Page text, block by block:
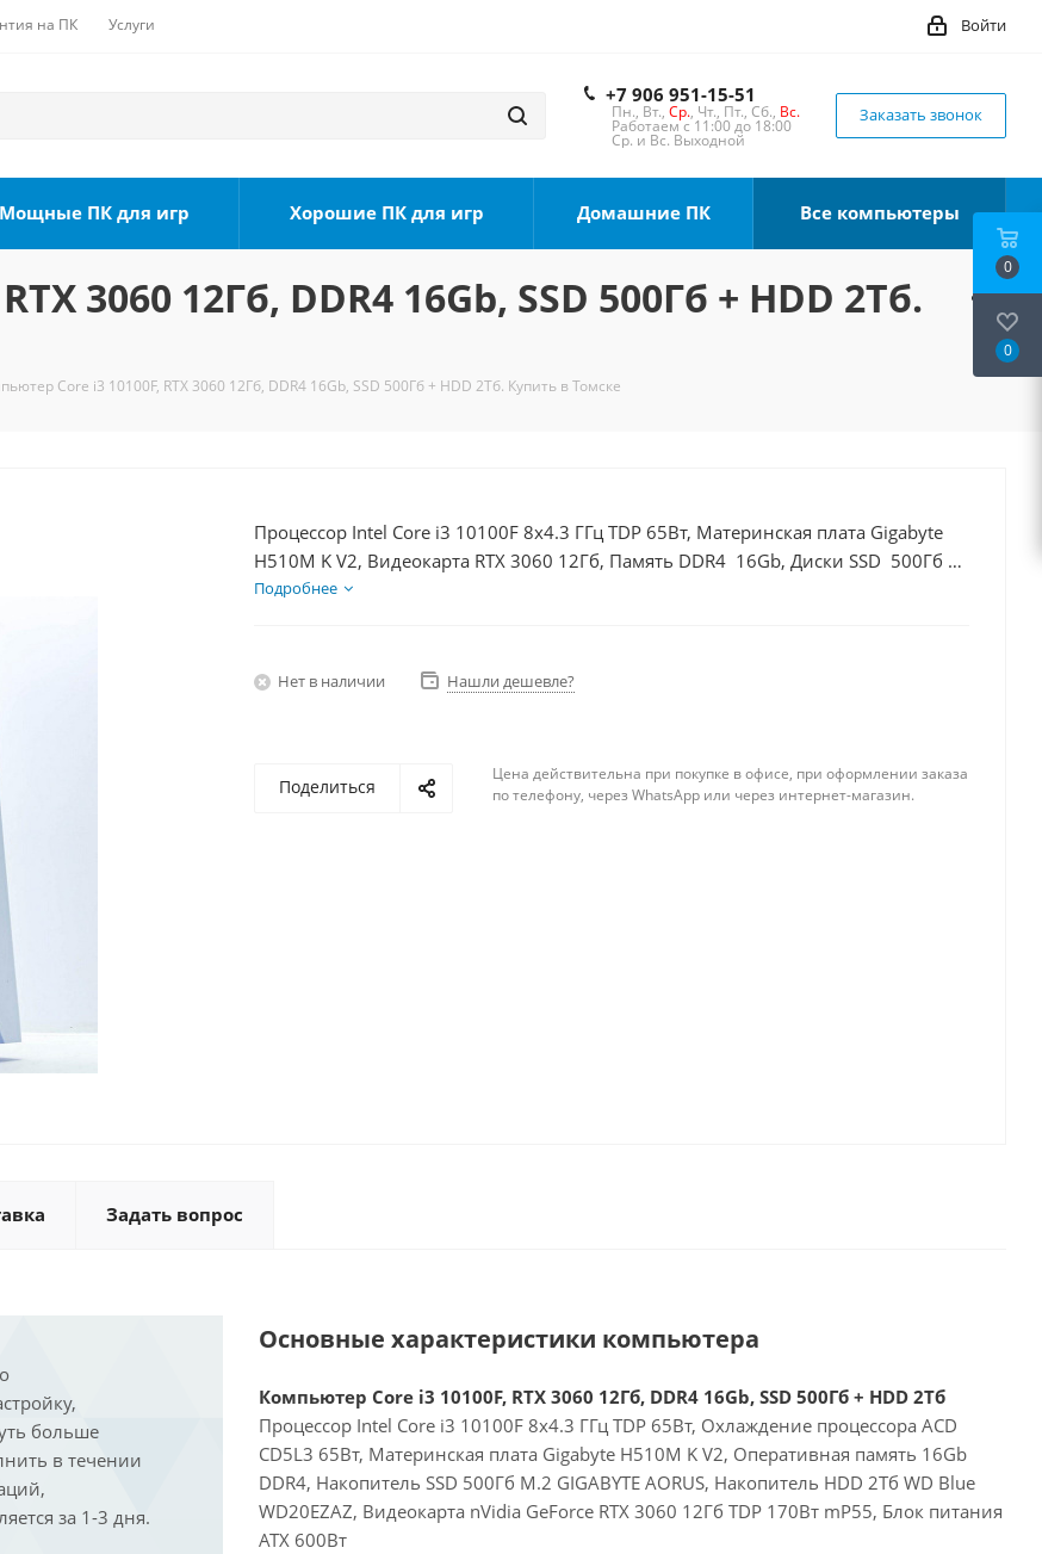
на ПК Услуги Войти
+7 906 951-15-51
Пн., Вт., Ср., Чт., Пт., Сб., Вс.
Работаем с 11:00 до 18:00
Ср. и Вс. Выходной
Заказать звонок
Мощные ПК для игр Хорошие ПК для игр Домашние ПК Все компьютеры
3060 12Гб, DDR4 16Gb, SSD 500Гб + HDD 2Тб.
Core i3 10100F, RTX 3060 12Гб, DDR4 16Gb, SSD 500Гб + HDD 2Тб. Купить в Томске
Процессор Intel Core i3 10100F 8x4.3 ГГц TDP 65Вт, Материнская плата Gigabyte
H510M K V2, Видеокарта RTX 3060 12Гб, Память DDR4 16Gb, Диски SSD 500Гб +
HDD 2Тб, БП 600Вт
Подробнее
Нет в наличии Нашли дешевле?
Поделиться
Цена действительна при покупке в офисе, при оформлении заказа
по телефону, через WhatsApp или через интернет-магазин.
Задать вопрос
больше
в течении
за 1-3 дня.
Основные характеристики компьютера
Компьютер Core i3 10100F, RTX 3060 12Гб, DDR4 16Gb, SSD 500Гб + HDD 2Тб
Процессор Intel Core i3 10100F 8x4.3 ГГц TDP 65Вт, Охлаждение процессора ACD
CD5L3 65Вт, Материнская плата Gigabyte H510M K V2, Оперативная память 16Gb
DDR4, Накопитель SSD 500Гб M.2 GIGABYTE AORUS, Накопитель HDD 2Тб WD Blue
WD20EZAZ, Видеокарта nVidia GeForce RTX 3060 12Гб TDP 170Вт mP55, Блок питания
ATX 600Вт
0
0